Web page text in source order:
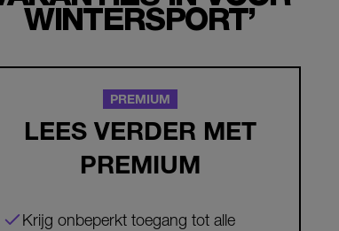
WINTERSPORT’
PREMIUM
LEES VERDER MET
PREMIUM
Krijg onbeperkt toegang tot alle